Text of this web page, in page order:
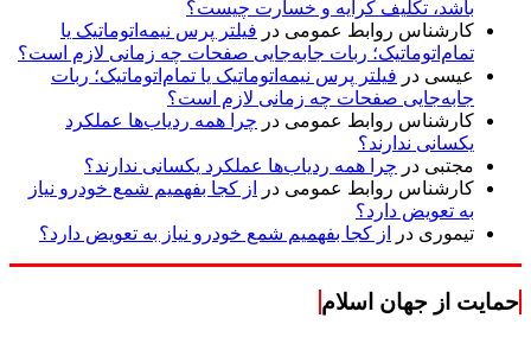
باشد، تکلیف کرایه و خسارت چیست؟
کارشناس روابط عمومی در فیلتر پرس نیمه‌اتوماتیک یا
تمام‌اتوماتیک؛ ربات جابه‌جایی صفحات چه زمانی لازم است؟
عیسی در فیلتر پرس نیمه‌اتوماتیک یا تمام‌اتوماتیک؛ ربات
جابه‌جایی صفحات چه زمانی لازم است؟
کارشناس روابط عمومی در چرا همه ردیاب‌ها عملکرد
یکسانی ندارند؟
مجتبی در چرا همه ردیاب‌ها عملکرد یکسانی ندارند؟
کارشناس روابط عمومی در
از کجا بفهمیم شمع خودرو نیاز
به تعویض دارد؟
تیموری در از کجا بفهمیم شمع خودرو نیاز به تعویض دارد؟
حمایت از جهان اسلام